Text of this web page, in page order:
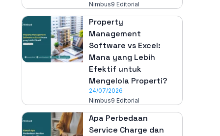
Nimbus9 Editorial
Property
Management
Software vs Excel:
Mana yang Lebih
Efektif untuk
Mengelola Properti?
24/07/2026
Nimbus9 Editorial
Apa Perbedaan
Service Charge dan